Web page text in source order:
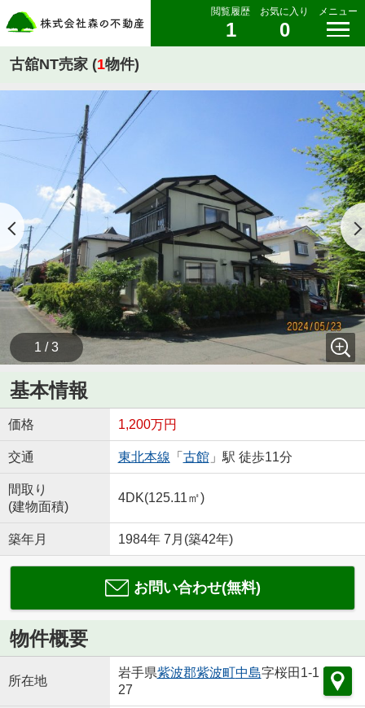
閲覧履歴
1
お気に入り
0
メニュー
古舘NT売家 (1物件)
1 / 3
基本情報
価格 1,200万円
交通 東北本線 「 古館」駅 徒歩11分
間取り
(建物面積)
4DK(125.11㎡)
築年月 1984年 7月(築42年)
お問い合わせ(無料)
物件概要
所在地
岩手県紫波郡紫波町中島字桜田1-1
27